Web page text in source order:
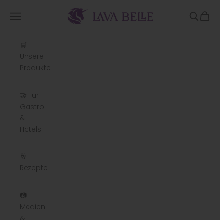
Lavabelle
Menü Suchen
Unsere
Produkte
🤝 Für
Gastro
&
Hotels
Rezepte
📷
Medien